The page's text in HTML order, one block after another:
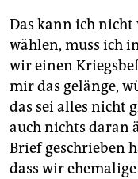
Das kann ich
wählen, muss ich
wir einen
mir das gelänge,
das sei alles nicht
auch nichts daran
Brief geschrieben
dass wir